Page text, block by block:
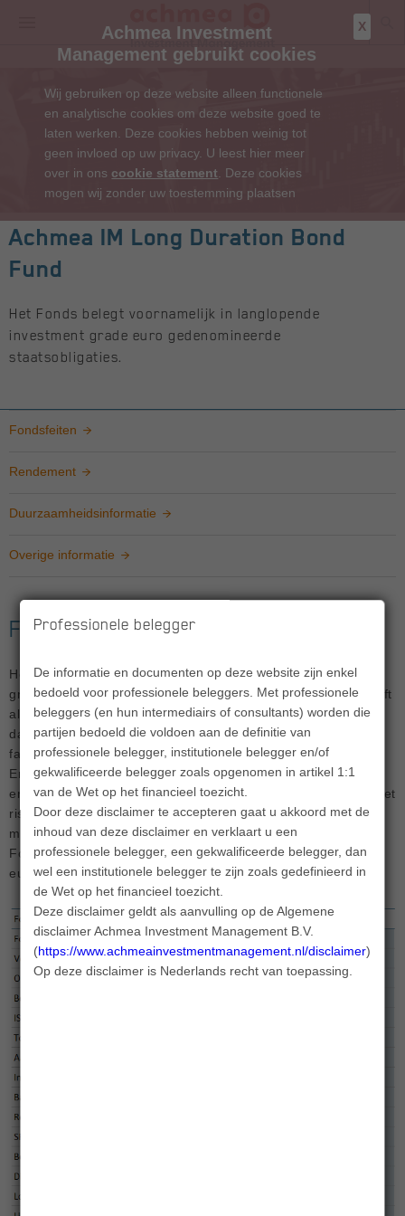
Achmea Investment
Management gebruikt cookies
Wij gebruiken op deze website alleen functionele
en analytische cookies om deze website goed te
laten werken. Deze cookies hebben weinig tot
geen invloed op uw privacy. U leest hier meer
over in ons cookie statement . Deze cookies
mogen wij zonder uw toestemming plaatsen
X
Professionele belegger
De informatie en documenten op deze website zijn enkel
bedoeld voor professionele beleggers. Met professionele
beleggers (en hun intermediairs of consultants) worden die
partijen bedoeld die voldoen aan de definitie van
professionele belegger, institutionele belegger en/of
gekwalificeerde belegger zoals opgenomen in artikel 1:1
van de Wet op het financieel toezicht.
Door deze disclaimer te accepteren gaat u akkoord met de
inhoud van deze disclaimer en verklaart u een
professionele belegger, een gekwalificeerde belegger, dan
wel een institutionele belegger te zijn zoals gedefinieerd in
de Wet op het financieel toezicht.
Deze disclaimer geldt als aanvulling op de Algemene
disclaimer Achmea Investment Management B.V.
(https://www.achmeainvestmentmanagement.nl/disclaimer).
Op deze disclaimer is Nederlands recht van toepassing.
Achmea IM Long Duration Bond
Fund
Het Fonds belegt voornamelijk in langlopende
investment grade euro gedenomineerde
staatsobligaties.
Fondsfeiten
Rendement
Duurzaamheidsinformatie
Overige informatie
Fondsfeiten
Het Fonds belegt voornamelijk in langlopende investment
grade euro gedenomineerde staatsobligaties. Het Fonds heeft
als doel om door passief beheer een rendement te behalen
dat op langere termijn en voor aftrek van de lopende kosten
factor (LKF) in lijn ligt met het rendement van de benchmark.
Er is geen sprake van volledige replicatie van de benchmark,
er kunnen posities worden ingenomen ter optimalisatie van het
risicorendementsprofiel van het Fonds. Door middel van een
minimale weging naar groene obligaties ondersteunt het
Fonds het duurzaamheidsbeleid van landen binnen de
eurozone.